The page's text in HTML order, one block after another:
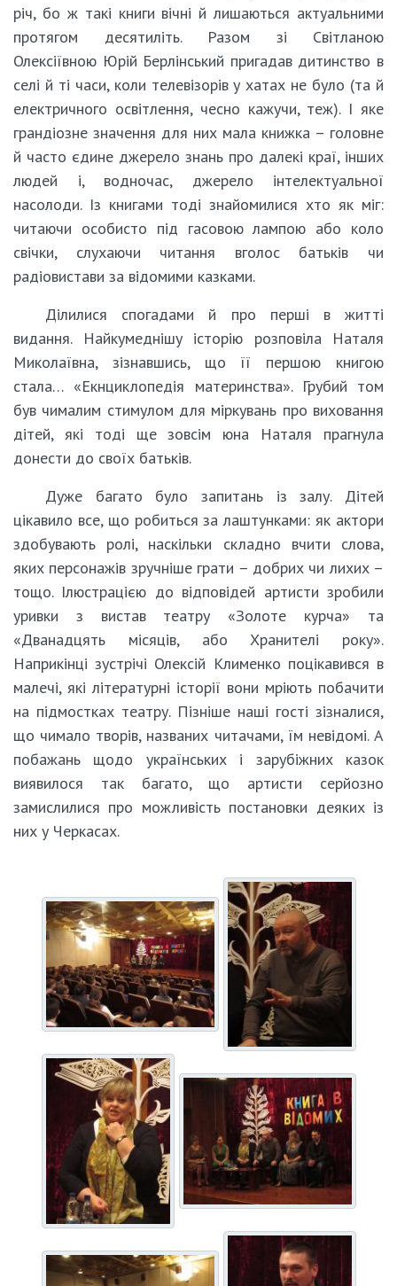
річ, бо ж такі книги вічні й лишаються актуальними
протягом десятиліть. Разом зі Світланою
Олексіївною Юрій Берлінський пригадав дитинство в
селі й ті часи, коли телевізорів у хатах не було (та й
електричного освітлення, чесно кажучи, теж). І яке
грандіозне значення для них мала книжка – головне
й часто єдине джерело знань про далекі краї, інших
людей і, водночас, джерело інтелектуальної
насолоди. Із книгами тоді знайомилися хто як міг:
читаючи особисто під гасовою лампою або коло
свічки, слухаючи читання вголос батьків чи
радіовистави за відомими казками.
Ділилися спогадами й про перші в житті
видання. Найкумеднішу історію розповіла Наталя
Миколаївна, зізнавшись, що її першою книгою
стала… «Екнциклопедія материнства». Грубий том
був чималим стимулом для міркувань про виховання
дітей, які тоді ще зовсім юна Наталя прагнула
донести до своїх батьків.
Дуже багато було запитань із залу. Дітей
цікавило все, що робиться за лаштунками: як актори
здобувають ролі, наскільки складно вчити слова,
яких персонажів зручніше грати – добрих чи лихих –
тощо. Ілюстрацією до відповідей артисти зробили
уривки з вистав театру «Золоте курча» та
«Дванадцять місяців, або Хранителі року».
Наприкінці зустрічі Олексій Клименко поцікавився в
малечі, які літературні історії вони мріють побачити
на підмостках театру. Пізніше наші гості зізналися,
що чимало творів, названих читачами, їм невідомі. А
побажань щодо українських і зарубіжних казок
виявилося так багато, що артисти серйозно
замислилися про можливість постановки деяких із
них у Черкасах.